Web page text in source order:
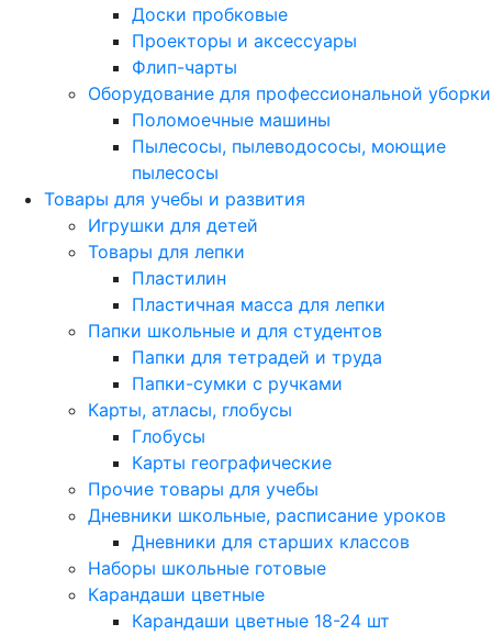
Доски пробковые
Проекторы и аксессуары
Флип-чарты
Оборудование для профессиональной уборки
Поломоечные машины
Пылесосы, пылеводососы, моющие
пылесосы
Товары для учебы и развития
Игрушки для детей
Товары для лепки
Пластилин
Пластичная масса для лепки
Папки школьные и для студентов
Папки для тетрадей и труда
Папки-сумки с ручками
Карты, атласы, глобусы
Глобусы
Карты географические
Прочие товары для учебы
Дневники школьные, расписание уроков
Дневники для старших классов
Наборы школьные готовые
Карандаши цветные
Карандаши цветные 18-24 шт